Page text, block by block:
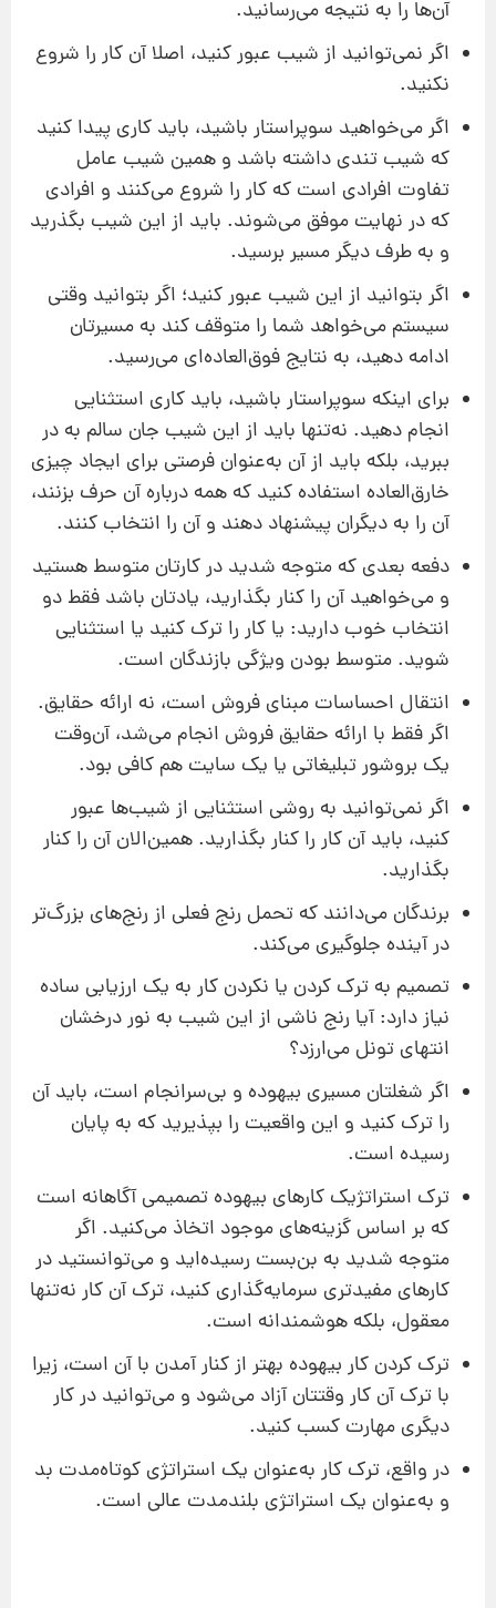
آن‌ها را به نتیجه می‌رسانید.
اگر نمی‌توانید از شیب عبور کنید، اصلا آن کار را شروع
نکنید.
اگر می‌خواهید سوپراستار باشید، باید کاری پیدا کنید
که شیب تندی داشته باشد و همین شیب عامل
تفاوت افرادی است که کار را شروع می‌کنند و افرادی
که در نهایت موفق می‌شوند. باید از این شیب بگذرید
و به طرف دیگر مسیر برسید.
اگر بتوانید از این شیب عبور کنید؛ اگر بتوانید وقتی
سیستم می‌خواهد شما را متوقف کند به مسیرتان
ادامه دهید، به نتایج فوق‌العاده‌ای می‌رسید.
برای اینکه سوپراستار باشید، باید کاری استثنایی
انجام دهید. نه‌تنها باید از این شیب جان سالم به در
ببرید، بلکه باید از آن به‌عنوان فرصتی برای ایجاد چیزی
خارق‌العاده استفاده کنید که همه درباره آن حرف بزنند،
آن را به دیگران پیشنهاد دهند و آن را انتخاب کنند.
دفعه بعدی که متوجه شدید در کارتان متوسط هستید
و می‌خواهید آن را کنار بگذارید، یادتان باشد فقط دو
انتخاب خوب دارید: یا کار را ترک کنید یا استثنایی
شوید. متوسط بودن ویژگی بازندگان است.
انتقال احساسات مبنای فروش است، نه ارائه حقایق.
اگر فقط با ارائه حقایق فروش انجام می‌شد، آن‌وقت
یک بروشور تبلیغاتی یا یک سایت هم کافی بود.
اگر نمی‌توانید به روشی استثنایی از شیب‌ها عبور
کنید، باید آن کار را کنار بگذارید. همین‌الان آن را کنار
بگذارید.
برندگان می‌دانند که تحمل رنج فعلی از رنج‌های بزرگ‌تر
در آینده جلوگیری می‌کند.
تصمیم به ترک کردن یا نکردن کار به یک ارزیابی ساده
نیاز دارد: آیا رنج ناشی از این شیب به نور درخشان
انتهای تونل می‌ارزد؟
اگر شغلتان مسیری بیهوده و بی‌سرانجام است، باید آن
را ترک کنید و این واقعیت را بپذیرید که به پایان
رسیده است.
ترک استراتژیک کارهای بیهوده تصمیمی آگاهانه است
که بر اساس گزینه‌های موجود اتخاذ می‌کنید. اگر
متوجه شدید به بن‌بست رسیده‌اید و می‌توانستید در
کارهای مفیدتری سرمایه‌گذاری کنید، ترک آن کار نه‌تنها
معقول، بلکه هوشمندانه است.
ترک کردن کار بیهوده بهتر از کنار آمدن با آن است، زیرا
با ترک آن کار وقتتان آزاد می‌شود و می‌توانید در کار
دیگری مهارت کسب کنید.
در واقع، ترک کار به‌عنوان یک استراتژی کوتاه‌مدت بد
و به‌عنوان یک استراتژی بلندمدت عالی است.